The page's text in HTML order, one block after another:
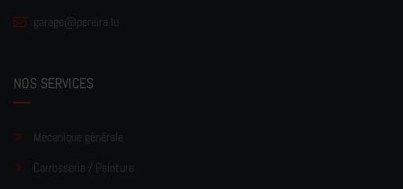
garage@pereira.lu
NOS SERVICES
Mécanique générale
Carrosserie / Peinture